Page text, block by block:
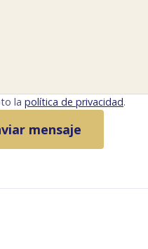
la política de privacidad.
mensaje